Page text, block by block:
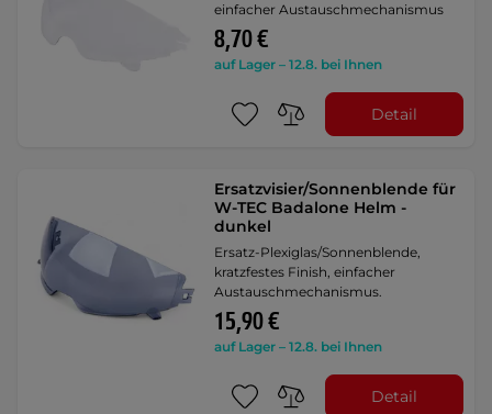
einfacher Austauschmechanismus
8,70 €
auf Lager – 12.8. bei Ihnen
Detail
Ersatzvisier/Sonnenblende für
W-TEC Badalone Helm -
dunkel
Ersatz-Plexiglas/Sonnenblende,
kratzfestes Finish, einfacher
Austauschmechanismus.
15,90 €
auf Lager – 12.8. bei Ihnen
Detail